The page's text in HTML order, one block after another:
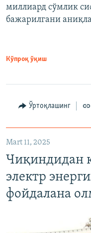
миллиард сўмлик
бажарилгани
Кўпроқ ўқиш
Ўртоқлашинг
Mart 11, 2025
Чиқиндидан
электр
фойдалана